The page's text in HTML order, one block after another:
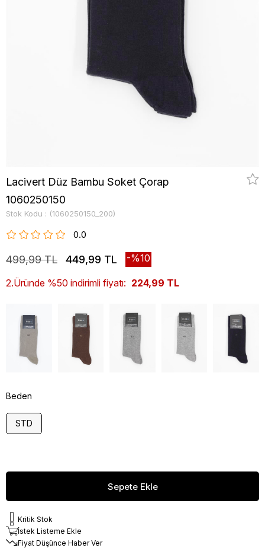
Lacivert Düz Bambu Soket Çorap
1060250150
Stok Kodu (1060250150_200)
0.0
499,99 TL 449,99 TL 10
2.Üründe %50 indirimli fiyatı: 224,99 TL
Beden
STD
Kritik Stok
İstek Listeme Ekle
Fiyat Düşünce Haber Ver